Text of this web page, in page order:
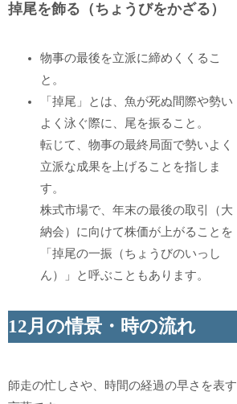
掉尾を飾る（ちょうびをかざる）
物事の最後を立派に締めくくるこ
と。
「掉尾」とは、魚が死ぬ間際や勢い
よく泳ぐ際に、尾を振ること。
転じて、物事の最終局面で勢いよく
立派な成果を上げることを指しま
す。
株式市場で、年末の最後の取引（大
納会）に向けて株価が上がることを
「掉尾の一振（ちょうびのいっし
ん）」と呼ぶこともあります。
12月の情景・時の流れ
師走の忙しさや、時間の経過の早さを表す